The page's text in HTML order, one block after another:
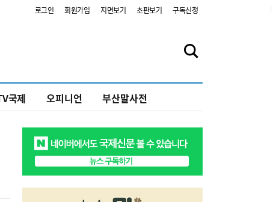
로그인 회원가입 지면보기 초판보기 구독신청
국제 오피니언 부산말사전